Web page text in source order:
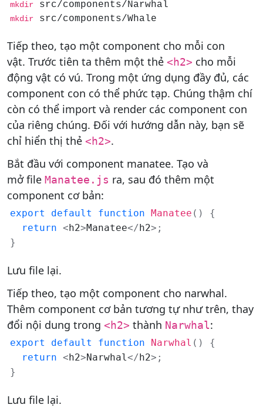
mkdir
mkdir src/components/Whale
Tiếp theo, tạo một component cho mỗi con
vật. Trước tiên ta thêm một thẻ <h2> cho mỗi
động vật có vú. Trong một ứng dụng đầy đủ, các
component con có thể phức tạp. Chúng thậm chí
còn có thể import và render các component con
của riêng chúng. Đối với hướng dẫn này, bạn sẽ
chỉ hiển thị thẻ <h2>.
Bắt đầu với component manatee. Tạo và
mở file Manatee.js ra, sau đó thêm một
component cơ bản:
export default function Manatee ( )
{
return < h2>Manatee</ h2> ;
}
Lưu file lại.
Tiếp theo, tạo một component cho narwhal.
Thêm component cơ bản tương tự như trên, thay
đổi nội dung trong <h2> thành Narwhal:
export default function Narwhal ( )
{
return < h2>Narwhal</ h2> ;
}
Lưu file lại.